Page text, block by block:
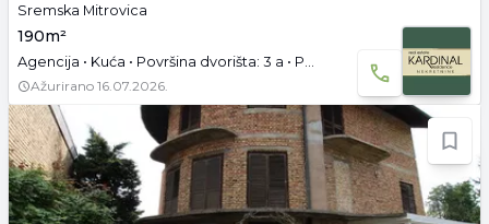
Sremska Mitrovica
190m²
Agencija • Kuća • Površina dvorišta: 3 a • Polunamešteno • Parking
Ažurirano 16.07.2026.